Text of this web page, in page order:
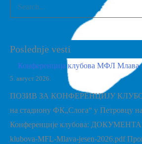
Poslednje vesti
Конференција клубова МФЛ Млава
5. август 2026.
ПОЗИВ ЗА КОНФЕРЕНЦИЈУ
на стадиону ФК„Слога“ у Петровцу
Конференције клубова:
klubova-MFL-Mlava-jesen-2026.pdf